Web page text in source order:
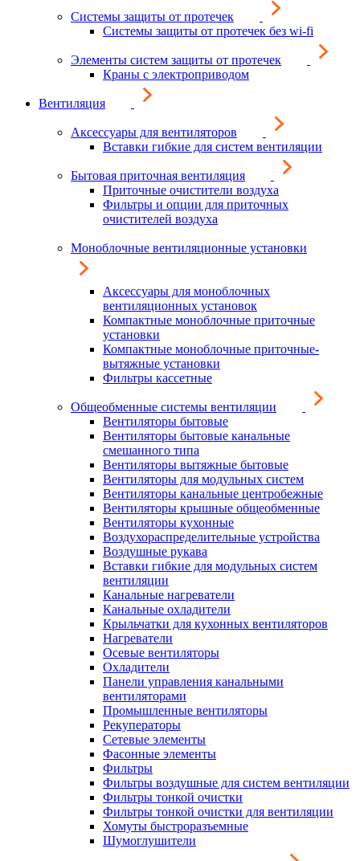
Системы защиты от протечек
Системы защиты от протечек без wi-fi
Элементы систем защиты от протечек
Краны с электроприводом
Вентиляция
Аксессуары для вентиляторов
Вставки гибкие для систем вентиляции
Бытовая приточная вентиляция
Приточные очистители воздуха
Фильтры и опции для приточных
очистителей воздуха
Моноблочные вентиляционные установки
Аксессуары для моноблочных
вентиляционных установок
Компактные моноблочные приточные
установки
Компактные моноблочные приточные-
вытяжные установки
Фильтры кассетные
Общеобменные системы вентиляции
Вентиляторы бытовые
Вентиляторы бытовые канальные
смешанного типа
Вентиляторы вытяжные бытовые
Вентиляторы для модульных систем
Вентиляторы канальные центробежные
Вентиляторы крышные общеобменные
Вентиляторы кухонные
Воздухораспределительные устройства
Воздушные рукава
Вставки гибкие для модульных систем
вентиляции
Канальные нагреватели
Канальные охладители
Крыльчатки для кухонных вентиляторов
Нагреватели
Осевые вентиляторы
Охладители
Панели управления канальными
вентиляторами
Промышленные вентиляторы
Рекуператоры
Сетевые элементы
Фасонные элементы
Фильтры
Фильтры воздушные для систем вентиляции
Фильтры тонкой очистки
Фильтры тонкой очистки для вентиляции
Хомуты быстроразъемные
Шумоглушители